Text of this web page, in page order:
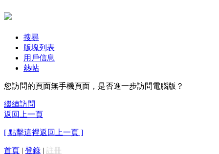
搜尋
版塊列表
用戶信息
熱帖
您訪問的頁面無手機頁面，是否進一步訪問電腦版？
繼續訪問
返回上一頁
[ 點擊這裡返回上一頁 ]
首頁 | 登錄 | 註冊